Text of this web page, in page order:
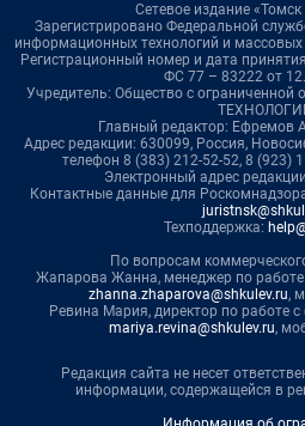
Сетевое издание
Зарегистрировано Федеральной
информационных технологий и
Регистрационный номер и дата
ФС 77 – 83222 от
Учредитель: Общество с
Главный редактор: Ефремов
Адрес редакции: 630099, Россия,
телефон 8 (383) 212-52-52, 8 (923)
Электронный адрес
Контактные данные для
Техподдержка:
По вопросам
Жапарова Жанна, менеджер по
zhanna.zhaparova@shkulev.ru,
Ревина Мария, директор по работе
mariya.revina@shkulev.ru,
Редакция сайта не несет
информации, содержащейся в